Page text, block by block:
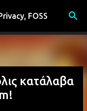
FOSS
κατάλαβα